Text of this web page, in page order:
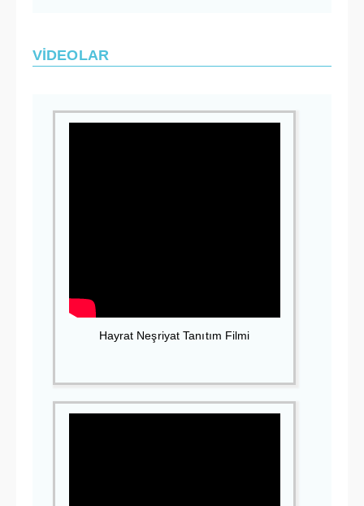
VİDEOLAR
Hayrat Neşriyat Tanıtım Filmi